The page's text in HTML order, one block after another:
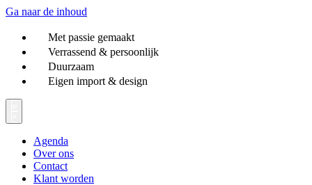
Ga naar de inhoud
Met passie gemaakt
Verrassend & persoonlijk
Duurzaam
Eigen import & design
Agenda
Over ons
Contact
Klant worden